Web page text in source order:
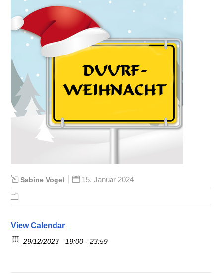
Sabine Vogel 15. Januar 2024
View Calendar
29/12/2023 19:00 - 23:59